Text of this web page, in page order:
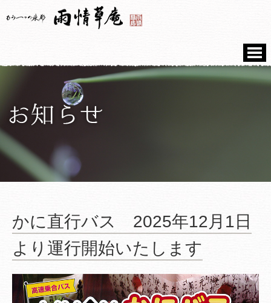
かに直行バス 2025年12月1日
より運行開始いたします